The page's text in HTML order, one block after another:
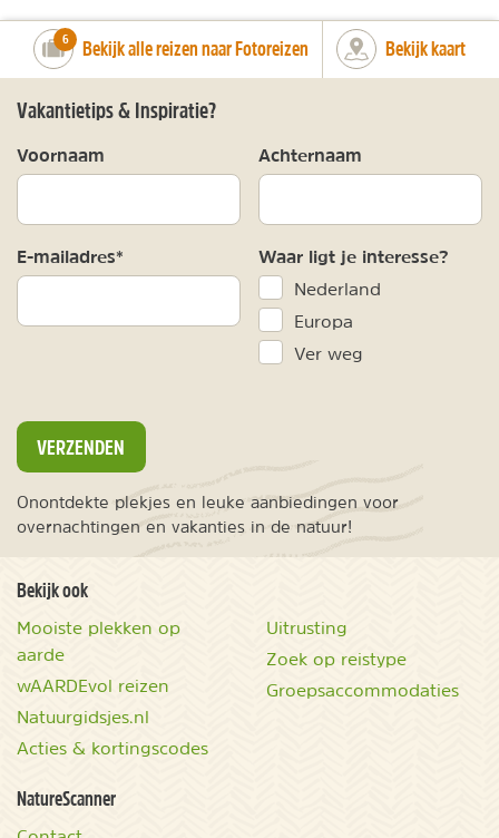
number_of_trips:
6 Bekijk alle reizen naar Fotoreizen Bekijk kaart
Vakantietips & Inspiratie?
Voornaam Achternaam
E-mailadres* Waar ligt je interesse?
Nederland
Europa
Ver weg
VERZENDEN
Onontdekte plekjes en leuke aanbiedingen voor
overnachtingen en vakanties in de natuur!
Bekijk ook
Mooiste plekken op
aarde
wAARDEvol reizen
Natuurgidsjes.nl
Acties & kortingscodes
Uitrusting
Zoek op reistype
Groepsaccommodaties
NatureScanner